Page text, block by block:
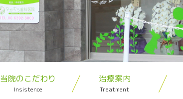
当院のこだわり
Insistence
治療案内
Treatment